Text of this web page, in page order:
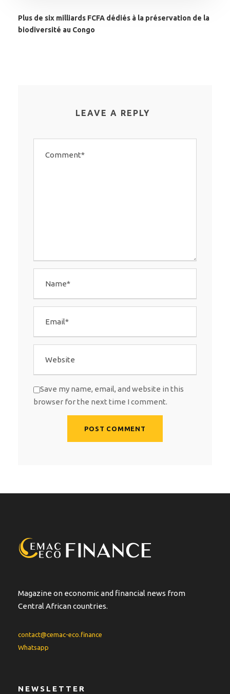
Plus de six milliards FCFA dédiés à la préservation de la
biodiversité au Congo
LEAVE A REPLY
Save my name, email, and website in this
browser for the next time I comment.
i
Magazine on economic and financial news from
Central African countries.
contact@cemac-eco.finance
Whatsapp
NEWSLETTER